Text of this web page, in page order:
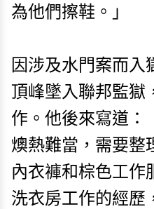
為他們擦鞋。」
因涉及水門案而入
頂峰墜入聯邦監獄
作。他後來寫道：
燠熱難當，需要整
內衣褲和棕色工作
洗衣房工作的經歷